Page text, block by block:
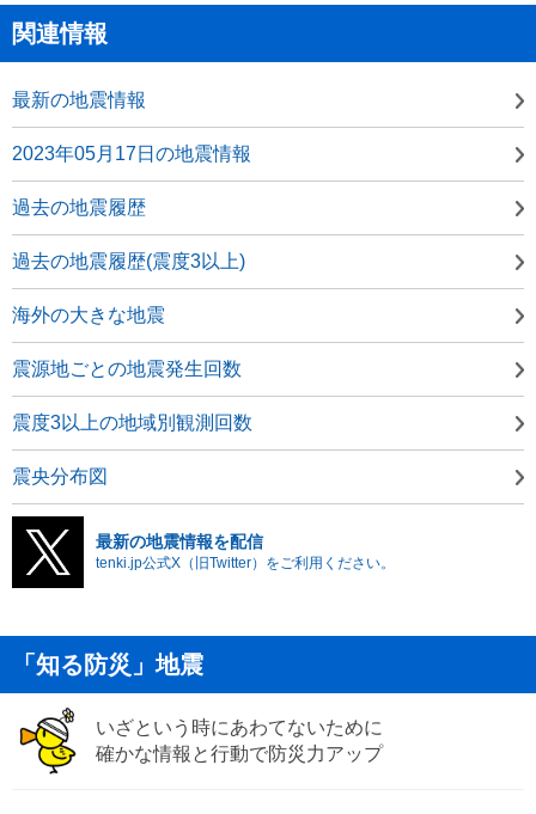
関連情報
最新の地震情報
2023年05月17日の地震情報
過去の地震履歴
過去の地震履歴(震度3以上)
海外の大きな地震
震源地ごとの地震発生回数
震度3以上の地域別観測回数
震央分布図
最新の地震情報を配信
tenki.jp公式X（旧Twitter）をご利用ください。
「知る防災」地震
いざという時にあわてないために
確かな情報と行動で防災力アップ